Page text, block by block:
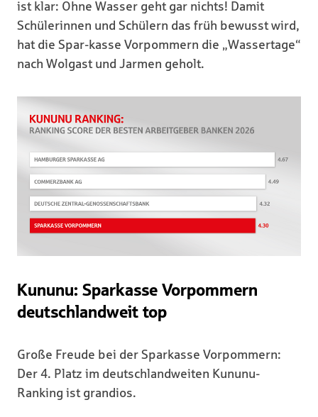
ist klar: Ohne Wasser geht gar nichts! Damit
Schülerinnen und Schülern das früh bewusst wird,
hat die Spar-kasse Vorpommern die „Wassertage“
nach Wolgast und Jarmen geholt.
Kununu: Sparkasse Vorpommern
deutschlandweit top
Große Freude bei der Sparkasse Vorpommern:
Der 4. Platz im deutschlandweiten Kununu-
Ranking ist grandios.